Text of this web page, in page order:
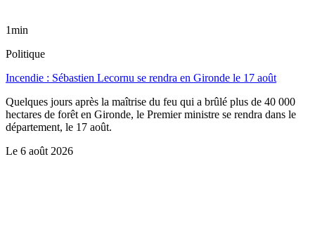
1min
Politique
Incendie : Sébastien Lecornu se rendra en Gironde le 17 août
Quelques jours après la maîtrise du feu qui a brûlé plus de 40 000
hectares de forêt en Gironde, le Premier ministre se rendra dans le
département, le 17 août.
Le 6 août 2026